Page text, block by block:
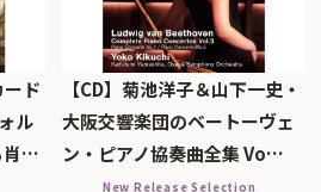
ード
ル
肖…
【CD】菊池洋子＆山下一史・
大阪交響楽団のベートーヴェ
ン・ピアノ協奏曲全集 Vo…
New Release Selection